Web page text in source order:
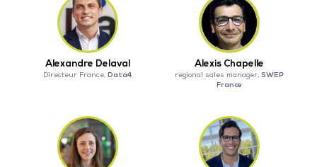
Alexandre Delaval
Directeur France, Data4
Alexis Chapelle
regional sales manager,SWEP
France